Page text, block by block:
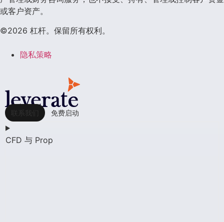
或客户资产。
©2026 杠杆。保留所有权利。
隐私策略
联系我们 免费启动
CFD 与 Prop